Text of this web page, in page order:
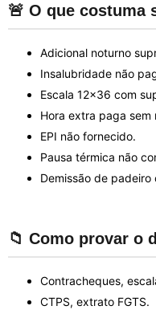
🚨 O que costuma
Adicional noturno
Insalubridade não
Escala 12x36 com
Hora extra paga sem
EPI não fornecido.
Pausa térmica não
Demissão de padeiro
📁 Como provar o
Contracheques,
CTPS, extrato FGTS.